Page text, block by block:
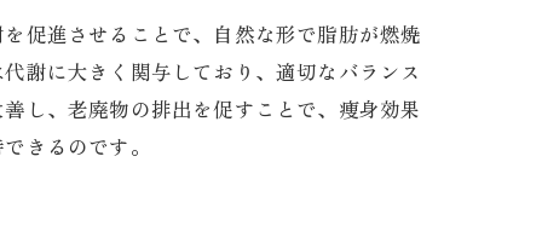
促進させることで、自然な形で脂肪が燃焼
謝に大きく関与しており、適切なバランス
し、老廃物の排出を促すことで、痩身効果
きるのです。